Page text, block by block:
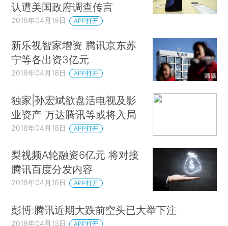
认遭美国政府调查传言
2018年04月19日 APP打开
新乐视智家增资 腾讯京东苏
宁等各出资3亿元
2018年04月18日 APP打开
独家|孙宏斌欲盘活电视及影
业资产 万达腾讯等或将入局
2018年04月18日 APP打开
梨视频A轮融资6亿元 将对接
腾讯百度分发内容
2018年04月16日 APP打开
彭博:腾讯近期大跌前空头已大举下注
2018年04月13日 APP打开